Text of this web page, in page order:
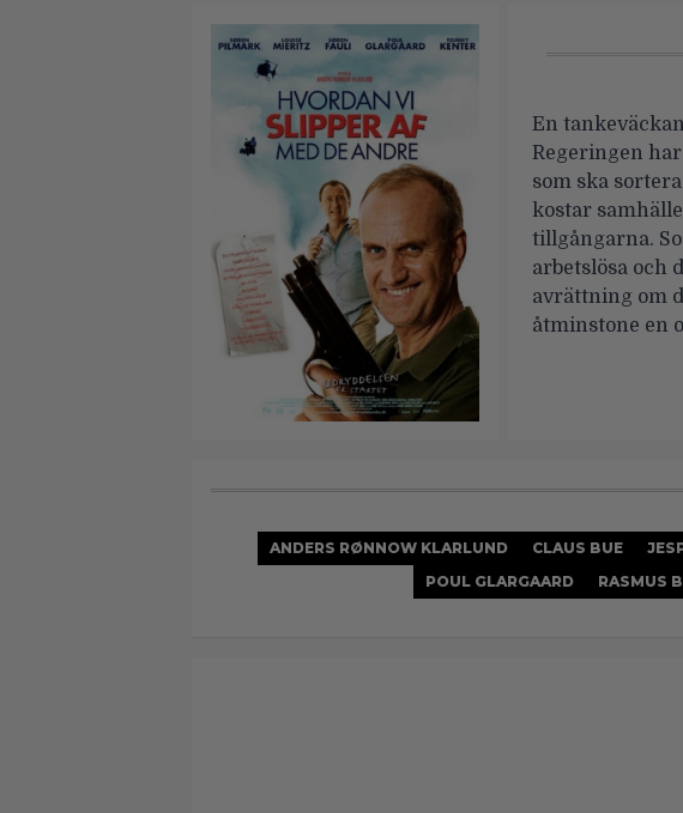
En
Regeringen
som ska
kostar
tillgångarna.
arbetslösa och
avrättning om
åtminstone en
ANDERS RØNNOW KLARLUND CLAUS BUE
POUL GLARGAARD
RASMUS